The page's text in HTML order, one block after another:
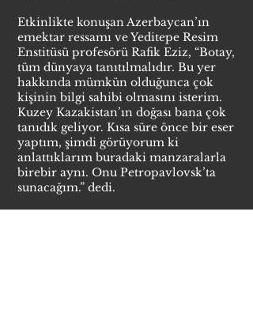
Etkinlikte konuşan Azerbaycan’ın
emektar ressamı ve Yeditepe Resim
Enstitüsü profesörü Rafik Eziz, “Botay,
tüm dünyaya tanıtılmalıdır. Bu yer
hakkında mümkün olduğunca çok
kişinin bilgi sahibi olmasını isterim.
Kuzey Kazakistan’ın doğası bana çok
tanıdık geliyor. Kısa süre önce bir eser
yaptım, şimdi görüyorum ki
anlattıklarım buradaki manzaralarla
birebir aynı. Onu Petropavlovsk’ta
sunacağım.” dedi.